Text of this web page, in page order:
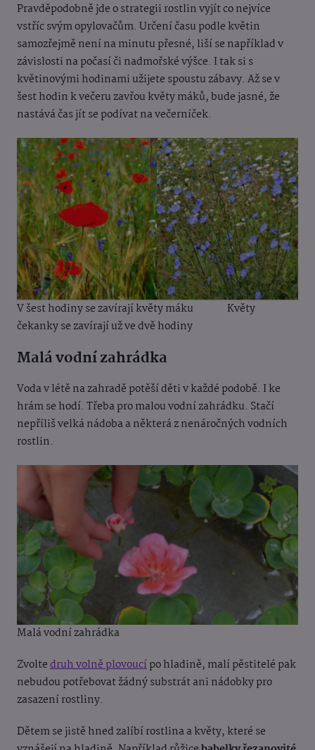
Pravděpodobně jde o strategii rostlin vyjít co nejvíce
vstříc svým opylovačům. Určení času podle květin
samozřejmě není na minutu přesné, liší se například v
závislosti na počasí či nadmořské výšce. I tak si s
květinovými hodinami užijete spoustu zábavy. Až se v
šest hodin k večeru zavřou květy máků, bude jasné, že
nastává čas jít se podívat na večerníček.
V šest hodiny se zavírají květy máku Květy
čekanky se zavírají už ve dvě hodiny
Malá vodní zahrádka
Voda v létě na zahradě potěší děti v každé podobě. I ke
hrám se hodí. Třeba pro malou vodní zahrádku. Stačí
nepříliš velká nádoba a některá z nenáročných vodních
rostlin.
Malá vodní zahrádka
Zvoltedruh volně plovoucípo hladině, malí pěstitelé pak
nebudou potřebovat žádný substrát ani nádobky pro
zasazení rostliny.
Dětem se jistě hned zalíbí rostlina a květy, které se